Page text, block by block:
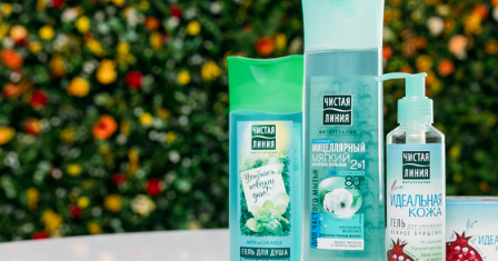
Спортивный брендинг,Графический дизайн,Моушн-
Продакшн